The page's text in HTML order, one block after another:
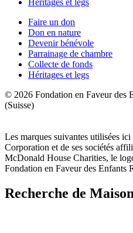
Héritages et legs
Faire un don
Don en nature
Devenir bénévole
Parrainage de chambre
Collecte de fonds
Héritages et legs
© 2026 Fondation en Faveur des
(Suisse)
Les marques suivantes utilisées
Corporation et de ses sociétés
McDonald House Charities, le
Fondation en Faveur des Enfants
Recherche de